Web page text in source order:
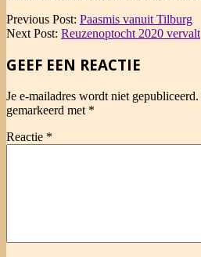
2020-
05-
Previous Post: Paasmis vanuit Tilburg
Next Post: Reuzenoptocht 2020 vervalt
GEEF EEN REACTIE
Je e-mailadres wordt niet gepubliceerd.
gemarkeerd met *
Reactie *